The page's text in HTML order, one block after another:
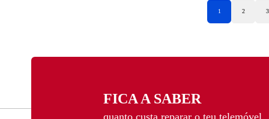
1 2 3
FICA A SABER
quanto custa reparar o teu telemóvel